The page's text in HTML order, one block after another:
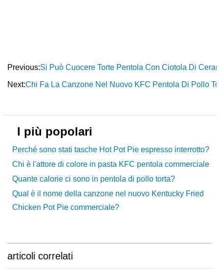
Previous:Si Può Cuocere Torte Pentola Con Ciotola Di
Next:Chi Fa La Canzone Nel Nuovo KFC Pentola Di Pollo
I più popolari
Perché sono stati tasche Hot Pot Pie espresso interrotto?
Chi è l'attore di colore in pasta KFC pentola commerciale
Quante calorie ci sono in pentola di pollo torta?
Qual è il nome della canzone nel nuovo Kentucky Fried
Chicken Pot Pie commerciale?
articoli correlati